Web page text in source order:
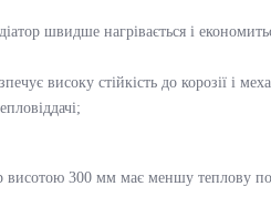
швидше нагрівається і
високу стійкість до корозії і
висотою 300 мм має меншу теплову